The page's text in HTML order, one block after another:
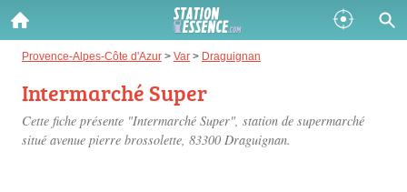
Provence-Alpes-Côte d'Azur > Var > Draguignan
Intermarché Super
Cette fiche présente "Intermarché Super", station de supermarché
situé avenue pierre brossolette, 83300 Draguignan.
Gazole :
Disponible
SP 98 :